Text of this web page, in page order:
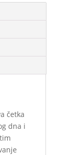
četka
dna i